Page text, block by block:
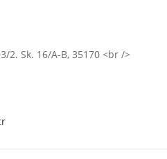
2. Sk. 16/A-B, 35170 <br />